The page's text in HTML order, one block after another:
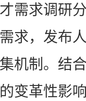
需求调研
求，发布
机制。结
变革性影